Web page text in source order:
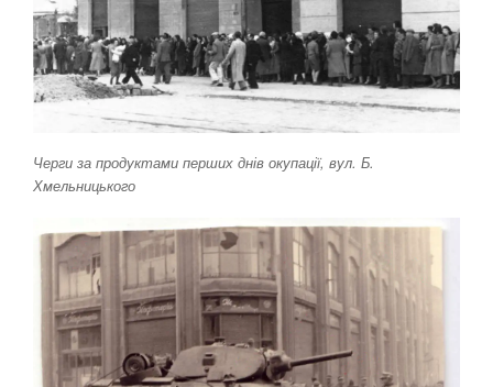
Черги за продуктами перших днів окупації, вул. Б.
Хмельницького